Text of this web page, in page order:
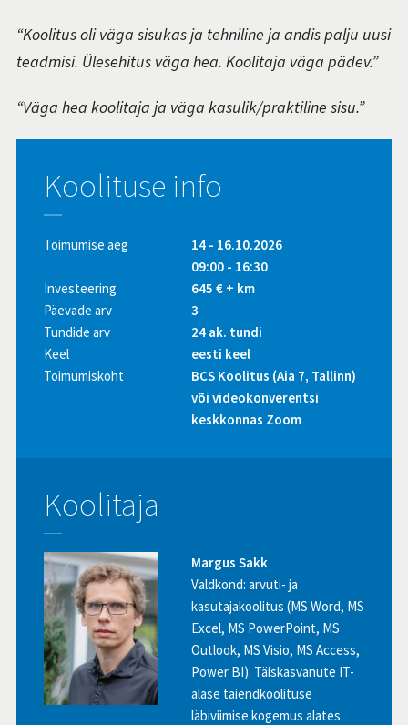
“Koolitus oli väga sisukas ja tehniline ja andis palju uusi
teadmisi. Ülesehitus väga hea. Koolitaja väga pädev.”
“Väga hea koolitaja ja väga kasulik/praktiline sisu.”
Koolituse info
Toimumise aeg
14 - 16.10.2026
09:00 - 16:30
Investeering
645 € + km
Päevade arv
3
Tundide arv
24 ak. tundi
Keel
eesti keel
Toimumiskoht
BCS Koolitus (Aia 7, Tallinn)
või videokonverentsi
keskkonnas Zoom
Koolitaja
Margus Sakk
Valdkond: arvuti- ja
kasutajakoolitus (MS Word, MS
Excel, MS PowerPoint, MS
Outlook, MS Visio, MS Access,
Power BI). Täiskasvanute IT-
alase täiendkoolituse
läbiviimise kogemus alates